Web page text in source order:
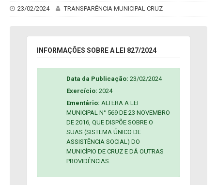
23/02/2024 TRANSPARÊNCIA MUNICIPAL CRUZ
INFORMAÇÕES SOBRE A LEI 827/2024
Data da Publicação: 23/02/2024
Exercício: 2024
Ementário: ALTERA A LEI
MUNICIPAL N° 569 DE 23 NOVEMBRO
DE 2016, QUE DISPÕE SOBRE O
SUAS (SISTEMA ÚNICO DE
ASSISTÊNCIA SOCIAL) DO
MUNICÍPIO DE CRUZ E DÁ OUTRAS
PROVIDÊNCIAS.